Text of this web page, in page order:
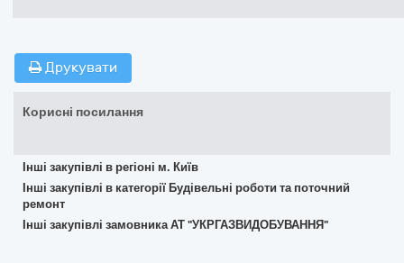
Друкувати
Корисні посилання
Інші закупівлі в регіоні м. Київ
Інші закупівлі в категорії Будівельні роботи та поточний
ремонт
Інші закупівлі замовника АТ "УКРГАЗВИДОБУВАННЯ"